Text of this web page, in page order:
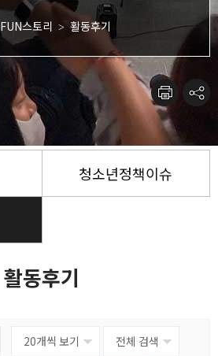
청소년정책이슈
활동후기
FUN스토리 > 활동후기